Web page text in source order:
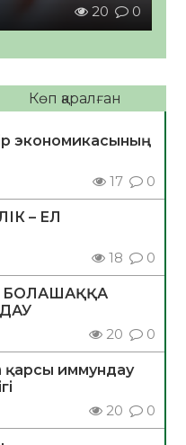
20 0
Көп қаралған
экономикасының
17 0
– ЕЛ
18 0
БОЛАШАҚҚА
20 0
қарсы иммундау
20 0